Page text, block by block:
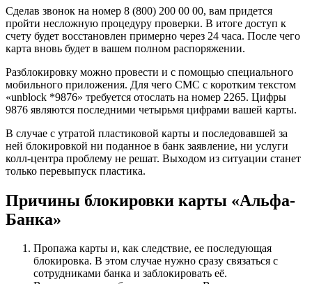
Сделав звонок на номер 8 (800) 200 00 00, вам придется
пройти несложную процедуру проверки. В итоге доступ к
счету будет восстановлен примерно через 24 часа. После чего
карта вновь будет в вашем полном распоряжении.
Разблокировку можно провести и с помощью специального
мобильного приложения. Для чего СМС с коротким текстом
«unblock *9876» требуется отослать на номер 2265. Цифры
9876 являются последними четырьмя цифрами вашей карты.
В случае с утратой пластиковой карты и последовавшей за
ней блокировкой ни поданное в банк заявление, ни услуги
колл-центра проблему не решат. Выходом из ситуации станет
только перевыпуск пластика.
Причины блокировки карты «Альфа-
Банка»
Пропажа карты и, как следствие, ее последующая
блокировка. В этом случае нужно сразу связаться с
сотрудниками банка и заблокировать её.